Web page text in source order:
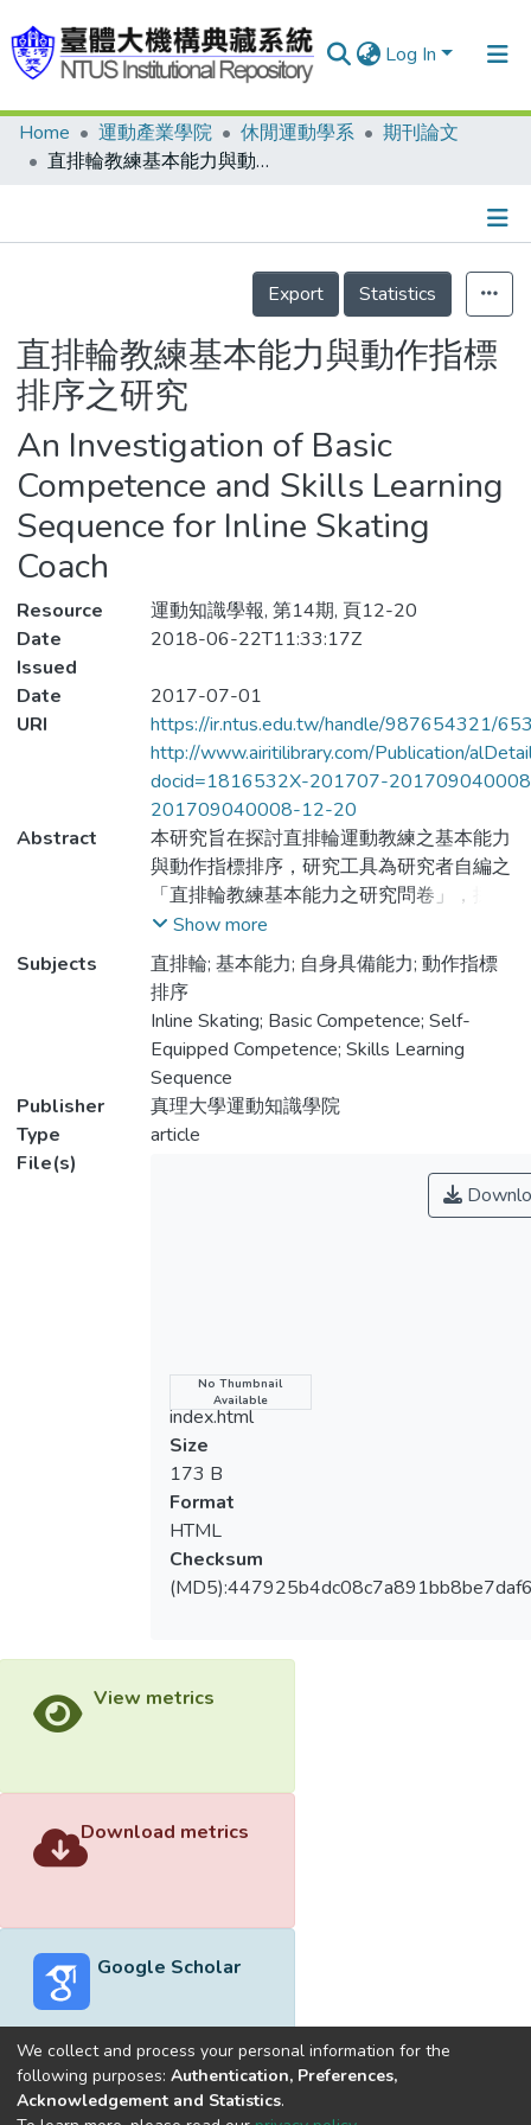
Log In
Communities & Collections
Statistics
Home 運動產業學院 休閒運動學系
期刊論文
直排輪教練基本能力與動作指標排序之研究
Details
Export
Statistics
直排輪教練基本能力與動作指標
排序之研究
An Investigation of Basic
Competence and Skills Learning
Sequence for Inline Skating
Coach
Resource
運動知識學報, 第14期, 頁12-20
Date
Issued
2018-06-22T11:33:17Z
Date
2017-07-01
URI
https://ir.ntus.edu.tw/handle/987654321/
http://www.airitilibrary.com/Publication/
docid=1816532X-201707-
201709040008-12-20
Abstract
本研究旨在探討直排輪運動教練之基本能力
與動作指標排序，研究工具為研究者自編之
「直排輪教練基本能力之研究問卷」，採立
意抽樣的方式並以台灣直排輪教練為研究對
象，共發放300 份問卷，回收271 份有效
問卷，有效回收率為90.3%，統計方法以描
述性統計、獨立樣本t 檢定、單因子變異
數、雪費法事後比較、皮爾森積差關係等方
式進行分析，結果發現：一、男性與較高級
別之教練在基本能力上重視直排輪運動的起
源與發展，二、直排輪訓練相關學理受到男
練的重視，三、有國手經歷與B 級教練認為
直排輪訓練能力是重要的，四、有國手經歷
關學理與心理訓練操作能力上認為自身是具
備的，八、基本能力與自身具備能力呈現正
相關，九、直排輪動作指標排序由簡到難，
適合學習者的學習排序。本研究建議相關協
會定期舉辦教練講習會，同時設訂規範引導
無教練證者取得認證之教練資格，減少教練
教學程度不一之情況；建議教練檢視自身能
力，充實自我不足之能力；建議教練採用指
The purpose of this investigation was to
explore basic competence and skills
were adopted for data collection. Total of
(90.3%). Data analysis included descriptive
Scheff'smethed, and Pearson's product-
discovered: (1) male and high level coaches
emphasize the origin and development of
inline skating in basic competence. (2) Inline
skating training theories were valued by
Show more
Subjects
直排輪; 基本能力; 自身具備能力; 動作指標
排序
Inline Skating; Basic Competence; Self-
Equipped Competence; Skills Learning
Sequence
Publisher
真理大學運動知識學院
Type
article
File(s)
No Thumbnail
Available
Name
index.html
Size
173 B
Format
HTML
Checksum
View metrics
Download metrics
Google Scholar
Built withDSpace-CRIS software
We collect and process your personal information for the
following purposes: Authentication, Preferences,
Acknowledgement and Statistics.